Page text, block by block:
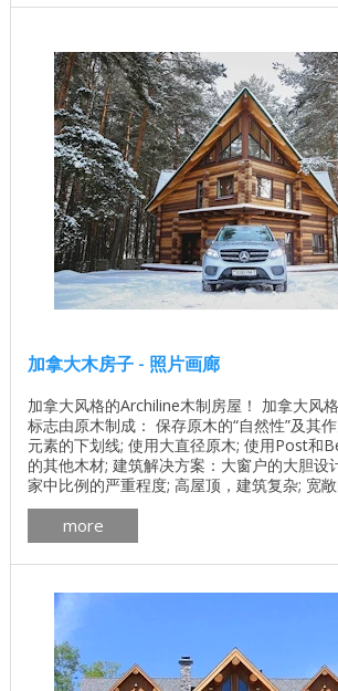
加拿大木房子 - 照片画廊
加拿大风格的Archiline木制房屋！ 加拿大风
标志由原木制成： 保存原木的“自然性”及其
元素的下划线; 使用大直径原木; 使用Post和
的其他木材; 建筑解决方案：大窗户的大胆设
家中比例的严重程度; 高屋顶，建筑复杂; 宽
和宽敞的大厅; 加工具有环保成分的防腐剂; 屋
more